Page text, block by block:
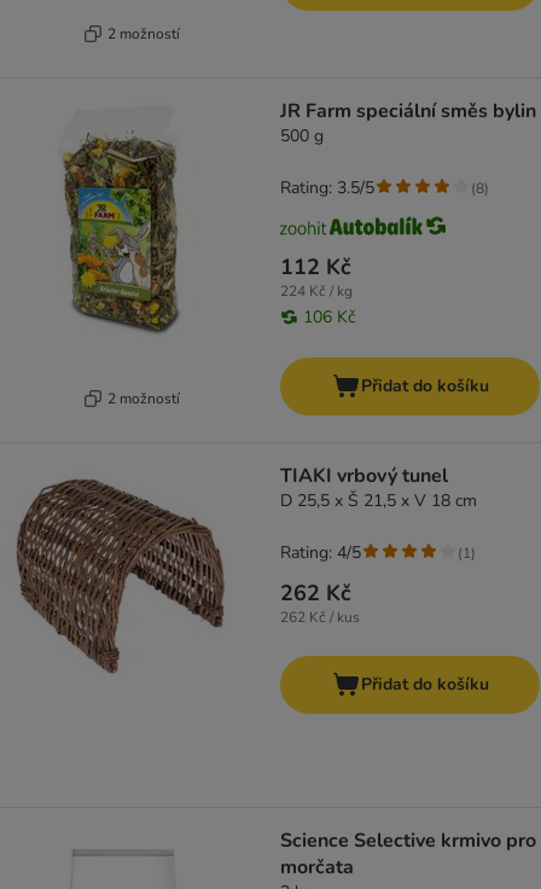
2 možností
2 možností
JR Farm speciální směs bylin
500 g
112 Kč
224 Kč / kg
106 Kč
Rating: 3.5/5 (8)
Přidat do košíku
TIAKI vrbový tunel
D 25,5 x Š 21,5 x V 18 cm
262 Kč
262 Kč / kus
Rating: 4/5 (1)
Přidat do košíku
Science Selective krmivo pro
morčata